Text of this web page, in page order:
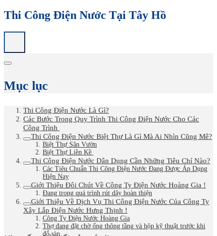
Thi Công Điện Nước Tại Tây Hồ
Mục lục
Thi Công Điện Nước Là Gì?
Các Bước Trong Quy Trình Thi Công Điện Nước Cho Các
Công Trình
Thi Công Điện Nước Biệt Thự Là Gì Mà Ai Nhìn Cũng Mê?
Biệt Thự Sân Vườn
Biệt Thự Liền Kề
Thi Công Điện Nước Dân Dụng Cần Những Tiêu Chí Nào?
Các Tiêu Chuẩn Thi Công Điện Nước Đang Được Áp Dụng
Hiện Nay
Giới Thiệu Đôi Chút Về Công Ty Điện Nước Hoàng Gia !
Đang trong quá trình rút dây hoàn thiện
Giới Thiệu Về Dịch Vụ Thi Công Điện Nước Của Công Ty
Xây Lắp Điện Nước Hưng Thịnh !
Công Ty Điện Nước Hoàng Gia
Thợ đang đặt chờ ống thông tầng và hộp kỹ thuật trước khi
đổ sàn